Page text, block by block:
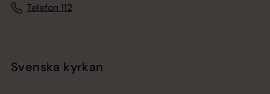
Telefon 112
Svenska kyrkan